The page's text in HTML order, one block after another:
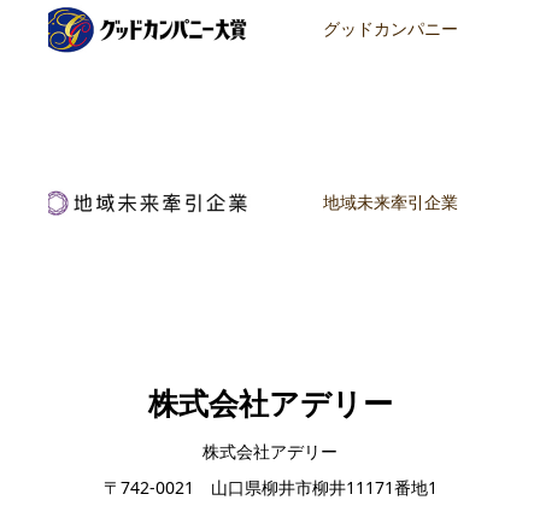
グッドカンパニー
地域未来牽引企業
株式会社アデリー
株式会社アデリー
〒742-0021 山口県柳井市柳井11171番地1